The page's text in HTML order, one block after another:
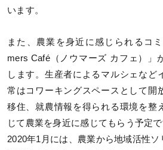
います。
また、農業を身近に感じられるコ
mers Café（ノウマーズ カフェ）」
します。生産者によるマルシェなど
常はコワーキングスペースとして開
移住、就農情報を得られる環境を整
じて農業を身近に感じてもらう予定で
2020年1月には、農業から地域活性